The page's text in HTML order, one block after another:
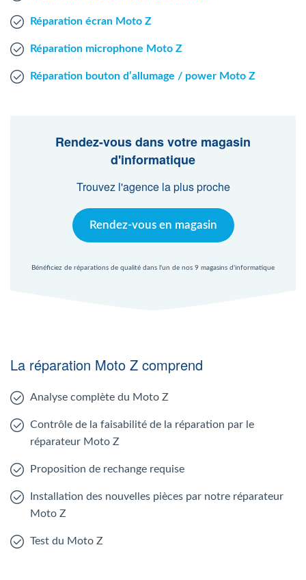
Réparation écran Moto Z
Réparation microphone Moto Z
Réparation bouton d’allumage / power Moto Z
Rendez-vous dans votre magasin
d'informatique
Trouvez l'agence la plus proche
Rendez-vous en magasin
Bénéficiez de réparations de qualité dans l'un de nos 9 magasins d'informatique
La réparation Moto Z comprend
Analyse complète du Moto Z
Contrôle de la faisabilité de la réparation par le
réparateur Moto Z
Proposition de rechange requise
Installation des nouvelles pièces par notre réparateur
Moto Z
Test du Moto Z